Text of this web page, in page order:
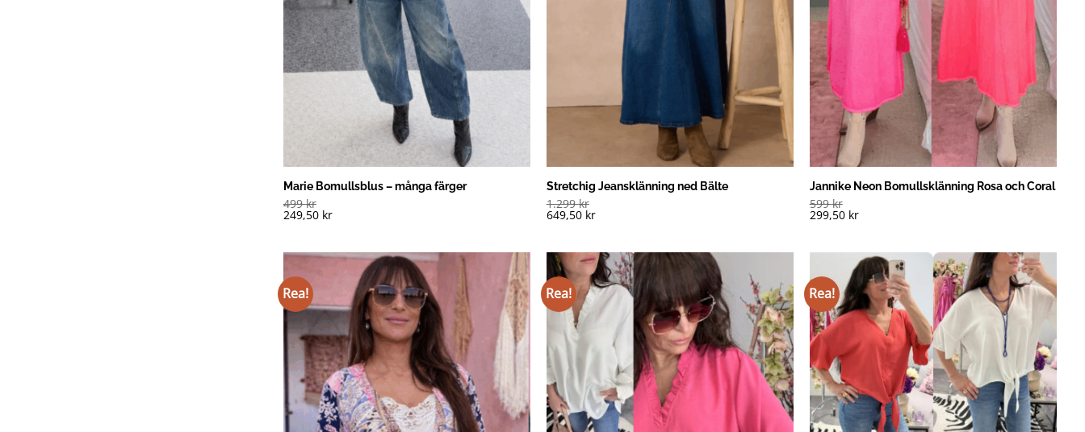
Marie Bomullsblus – många färger
499kr
249,50 kr
Stretchig Jeansklänning ned Bälte
1.299kr
649,50 kr
Jannike Neon Bomullsklänning Rosa och Coral
599kr
299,50 kr
Rea! Rea! Rea!